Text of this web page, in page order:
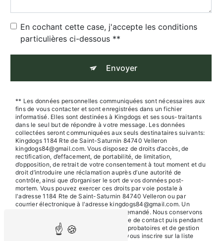
En cochant cette case, j'accepte les conditions
particulières ci-dessous **
Envoyer
** Les données personnelles communiquées sont nécessaires aux
fins de vous contacter et sont enregistrées dans un fichier
informatisé. Elles sont destinées à Kingdogs et ses sous-traitants
dans le seul but de répondre à votre message. Les données
collectées seront communiquées aux seuls destinataires suivants:
Kingdogs 1184 Rte de Saint-Saturnin 84740 Velleron
kingdogs84@gmail.com. Vous disposez de droits d’accès, de
rectification, d’effacement, de portabilité, de limitation,
d’opposition, de retrait de votre consentement à tout moment et du
droit d’introduire une réclamation auprès d’une autorité de
contrôle, ainsi que d’organiser le sort de vos données post-
mortem. Vous pouvez exercer ces droits par voie postale à
l'adresse 1184 Rte de Saint-Saturnin 84740 Velleron ou par
courrier électronique à l'adresse kingdogs84@gmail.com. Un
justificatif d'identité pourra vous être demandé. Nous conservons
vos données pendant la période de prise de contact puis pendant
la durée de prescription légale aux fins probatoires et de gestion
des contentieux. Vous avez le droit de vous inscrire sur la liste